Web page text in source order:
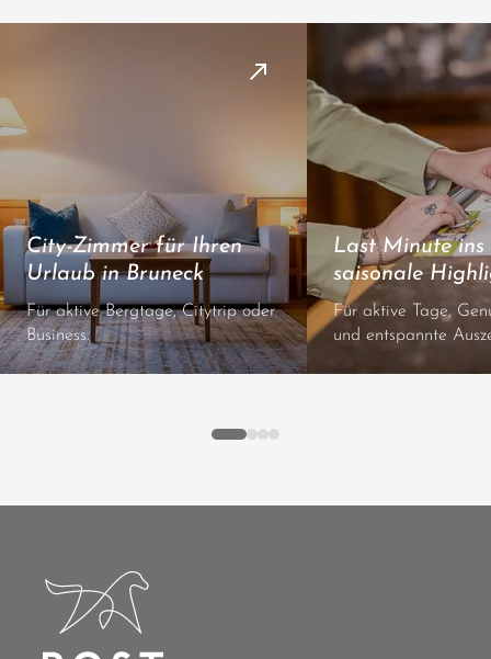
City-Zimmer für Ihren
Urlaub in Bruneck
Für aktive Bergtage, Citytrip oder
Business.
Last Minute ins
saisonale
Für aktive Tage,
und entspannte